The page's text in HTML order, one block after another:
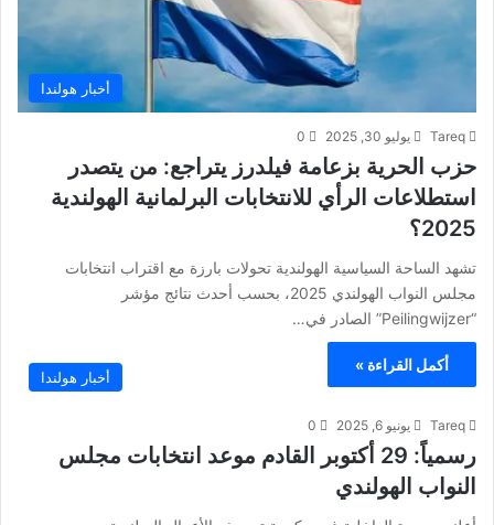
أخبار هولندا
Tareq يوليو 30, 2025 0
حزب الحرية بزعامة فيلدرز يتراجع: من يتصدر
استطلاعات الرأي للانتخابات البرلمانية الهولندية
2025؟
تشهد الساحة السياسية الهولندية تحولات بارزة مع اقتراب انتخابات
مجلس النواب الهولندي 2025، بحسب أحدث نتائج مؤشر
“Peilingwijzer” الصادر في…
أكمل القراءة »
أخبار هولندا
Tareq يونيو 6, 2025 0
رسمياً: 29 أكتوبر القادم موعد انتخابات مجلس
النواب الهولندي